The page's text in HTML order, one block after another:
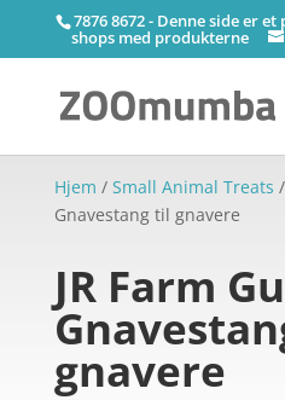
7876 8672 - Denne side er
shops med produkterne
Hjem / Small Animal Treats
Gnavestang til gnavere
JR Farm
gnavere